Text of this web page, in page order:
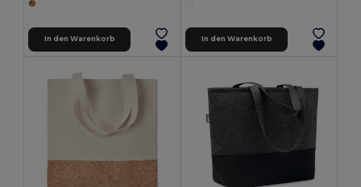
In den Warenkorb In den Warenkorb